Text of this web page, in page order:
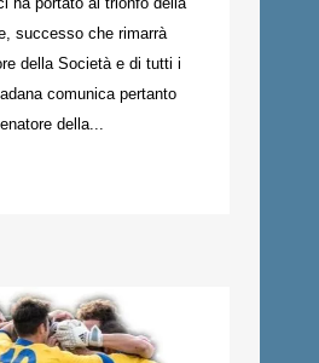
successo che rimarrà
della Società e di tutti i
comunica pertanto
della...